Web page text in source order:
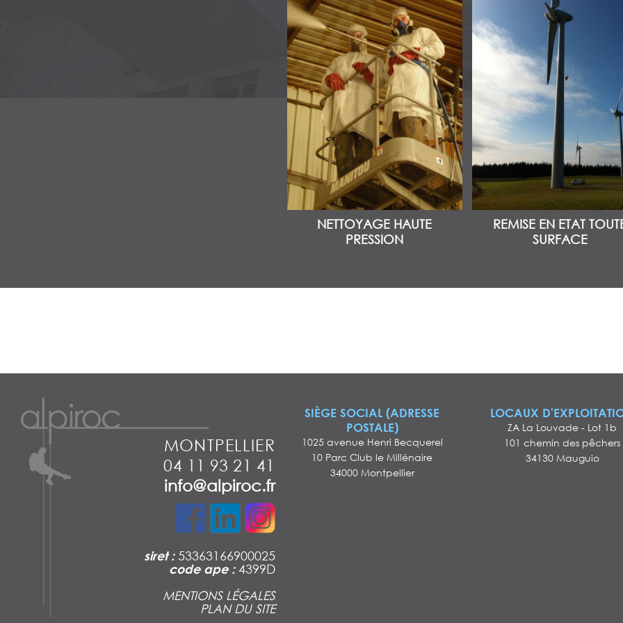
NETTOYAGE HAUTE
PRESSION
REMISE EN ETAT
SURFACE
MONTPELLIER
04 11 93 21 41
info@alpiroc.fr
siret :53363166900025
code ape :4399D
MENTIONS LÉGALES
PLAN DU SITE
SIÈGE SOCIAL (ADRESSE
POSTALE)
1025 avenue Henri Becquerel
10 Parc Club le Millénaire
34000 Montpellier
LOCAUX
ZA La Louvade - Lot 1b
101 chemin des pêchers
34130 Mauguio